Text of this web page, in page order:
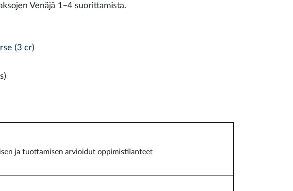
Venäjä 1–4 suorittamista.
(3 cr)
ja tuottamisen arvioidut oppimistilanteet